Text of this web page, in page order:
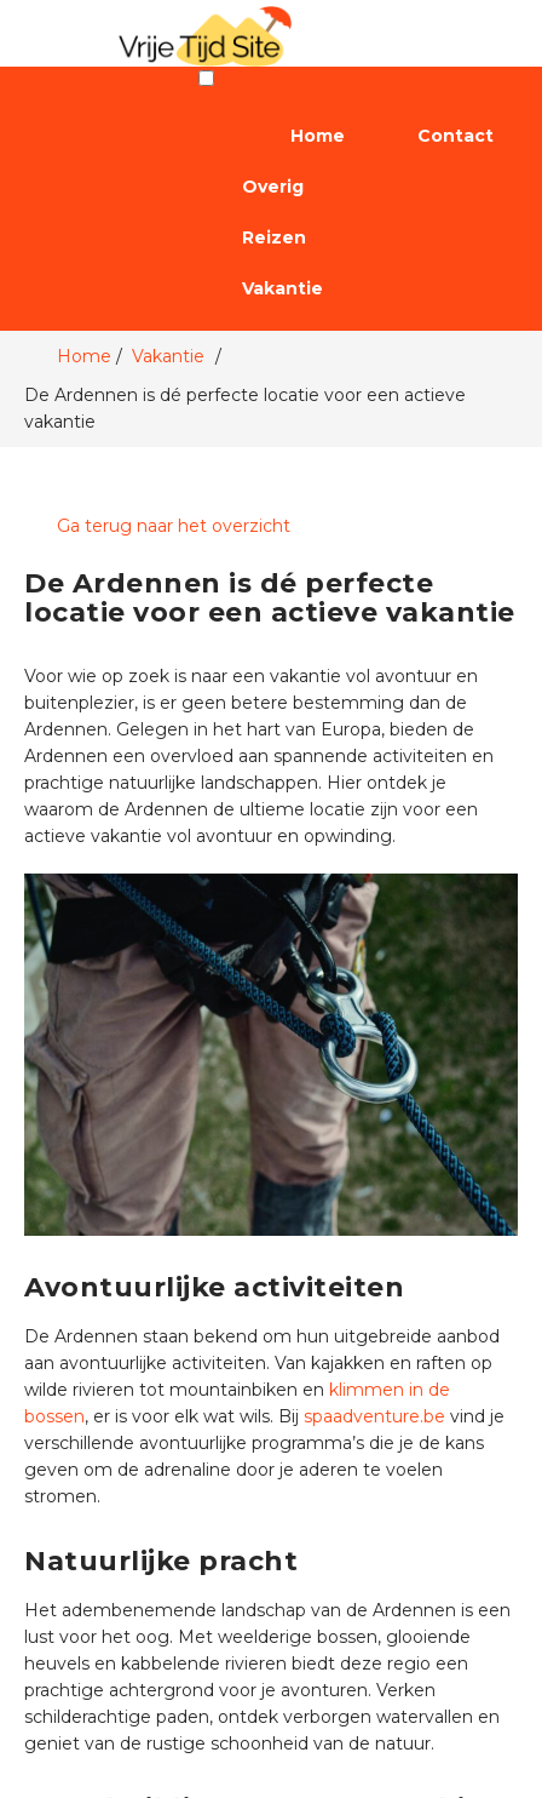
Home Contact
Overig
Reizen
Vakantie
Home
Vakantie
De Ardennen is dé perfecte locatie voor een actieve
vakantie
Ga terug naar het overzicht
De Ardennen is dé perfecte
locatie voor een actieve vakantie
Voor wie op zoek is naar een vakantie vol avontuur en
buitenplezier, is er geen betere bestemming dan de
Ardennen. Gelegen in het hart van Europa, bieden de
Ardennen een overvloed aan spannende activiteiten en
prachtige natuurlijke landschappen. Hier ontdek je
waarom de Ardennen de ultieme locatie zijn voor een
actieve vakantie vol avontuur en opwinding.
Avontuurlijke activiteiten
De Ardennen staan bekend om hun uitgebreide aanbod
aan avontuurlijke activiteiten. Van kajakken en raften op
wilde rivieren tot mountainbiken en klimmen in de
bossen, er is voor elk wat wils. Bij spaadventure.be vind je
verschillende avontuurlijke programma’s die je de kans
geven om de adrenaline door je aderen te voelen
stromen.
Natuurlijke pracht
Het adembenemende landschap van de Ardennen is een
lust voor het oog. Met weelderige bossen, glooiende
heuvels en kabbelende rivieren biedt deze regio een
prachtige achtergrond voor je avonturen. Verken
schilderachtige paden, ontdek verborgen watervallen en
geniet van de rustige schoonheid van de natuur.